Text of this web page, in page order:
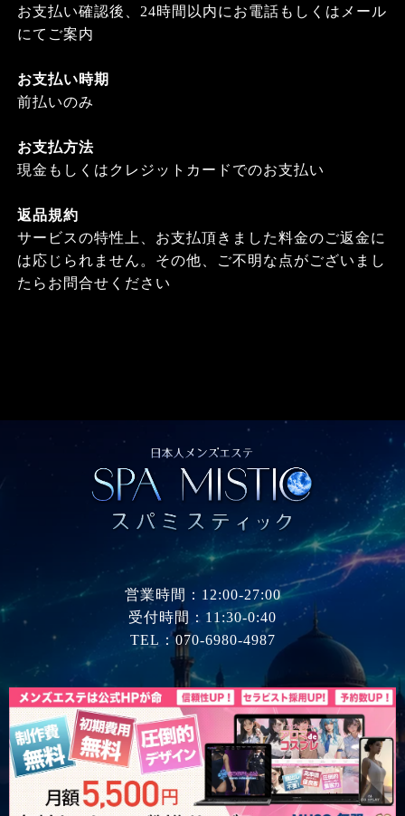
お支払い確認後、24時間以内にお電話もしくはメール
にてご案内
お支払い時期
前払いのみ
お支払方法
現金もしくはクレジットカードでのお支払い
返品規約
サービスの特性上、お支払頂きました料金のご返金に
は応じられません。その他、ご不明な点がございまし
たらお問合せください
営業時間：12:00-27:00
受付時間：11:30-0:40
TEL：070-6980-4987